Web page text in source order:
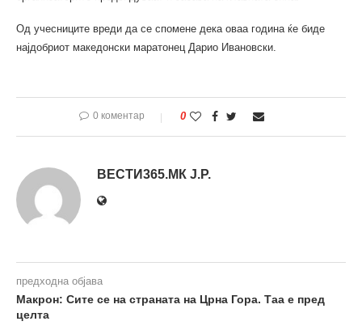
Од учесниците вреди да се спомене дека оваа година ќе биде
најдобриот македонски маратонец Дарио Ивановски.
0 коментар 0
ВЕСТИ365.МК Ј.Р.
предходна објава
Макрон: Сите се на страната на Црна Гора. Таа е пред
целта